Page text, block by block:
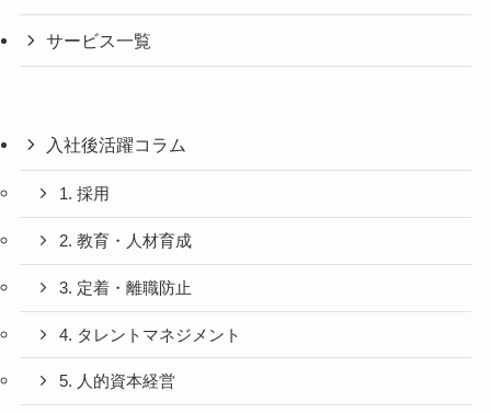
サービス一覧
入社後活躍コラム
1. 採用
2. 教育・人材育成
3. 定着・離職防止
4. タレントマネジメント
5. 人的資本経営